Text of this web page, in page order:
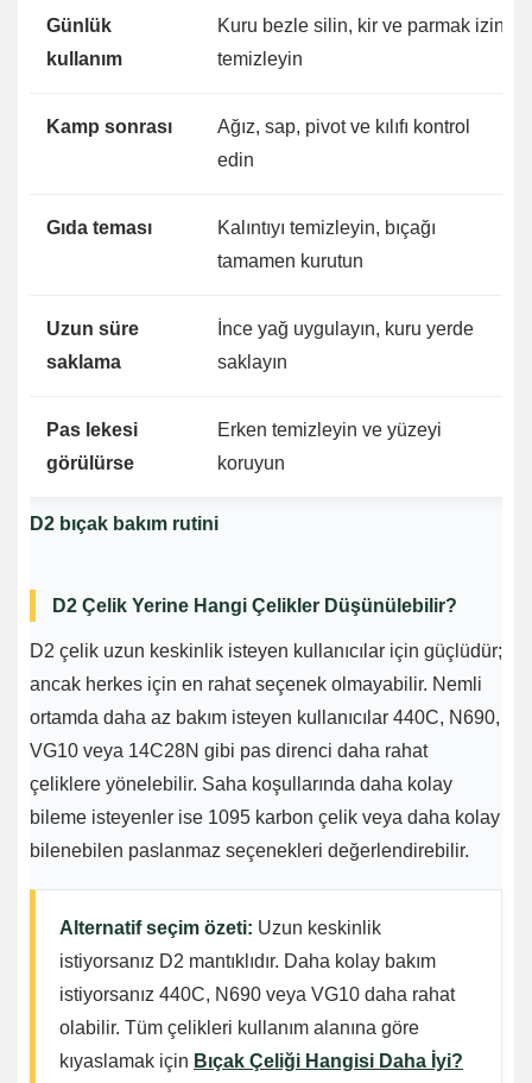
D2 bıçak bakım rutini
Günlük
kullanım
Kuru bezle silin, kir ve parmak izini
temizleyin
Kamp sonrası
Ağız, sap, pivot ve kılıfı kontrol
edin
Gıda teması
Kalıntıyı temizleyin, bıçağı
tamamen kurutun
Uzun süre
saklama
İnce yağ uygulayın, kuru yerde
saklayın
Pas lekesi
görülürse
Erken temizleyin ve yüzeyi
koruyun
D2 Çelik Yerine Hangi Çelikler Düşünülebilir?
D2 çelik uzun keskinlik isteyen kullanıcılar için güçlüdür;
ancak herkes için en rahat seçenek olmayabilir. Nemli
ortamda daha az bakım isteyen kullanıcılar 440C, N690,
VG10 veya 14C28N gibi pas direnci daha rahat
çeliklere yönelebilir. Saha koşullarında daha kolay
bileme isteyenler ise 1095 karbon çelik veya daha kolay
bilenebilen paslanmaz seçenekleri değerlendirebilir.
Alternatif seçim özeti: Uzun keskinlik
istiyorsanız D2 mantıklıdır. Daha kolay bakım
istiyorsanız 440C, N690 veya VG10 daha rahat
olabilir. Tüm çelikleri kullanım alanına göre
kıyaslamak için Bıçak Çeliği Hangisi Daha İyi?